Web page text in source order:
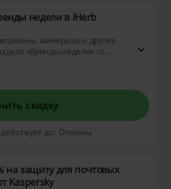
недели в iHerb
минералы и другие
«бренды недели» со
скидку
до: Отмены
на защиту для почтовых
Kaspersky